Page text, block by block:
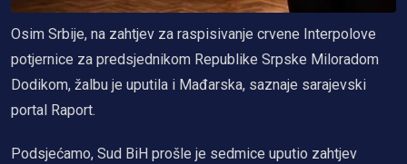
Osim Srbije, na zahtjev za raspisivanje crvene Interpolove
potjernice za predsjednikom Republike Srpske Miloradom
Dodikom, žalbu je uputila i Mađarska, saznaje sarajevski
portal Raport.
Podsjećamo, Sud BiH prošle je sedmice uputio zahtjev